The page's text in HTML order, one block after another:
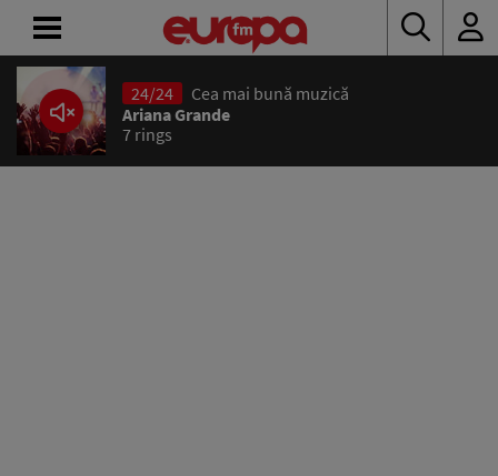
24/24
Cea mai bună muzică
Ariana Grande
7 rings
ACASĂ
ȘTIRI